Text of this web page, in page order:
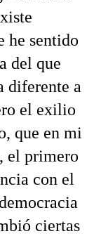
he sentido
del que
diferente a
el exilio
que en mi
el primero
con el
ciertas